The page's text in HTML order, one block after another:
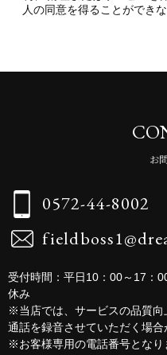
人の同意を得ることができな
お
0572-44-8002
受付時間：平日10：00～17：
休み
※当店では、サービスの品質
通話を録音させていただく場合
※お客様専用の電話番号とな